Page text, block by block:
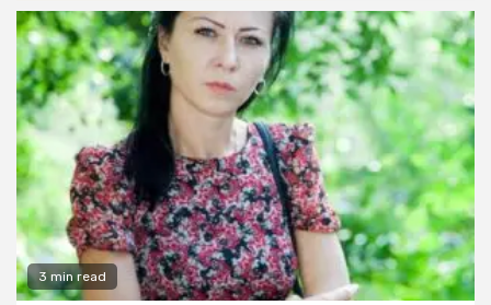
3 min read